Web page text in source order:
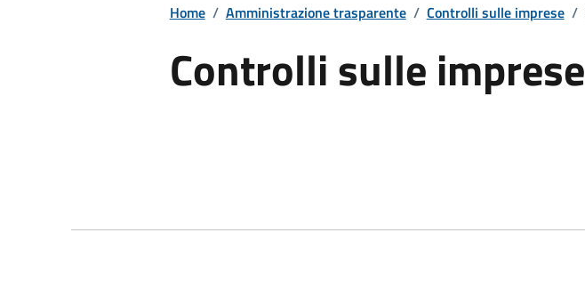
Home / Amministrazione trasparente / Controlli sulle imprese /
Controlli sulle imprese